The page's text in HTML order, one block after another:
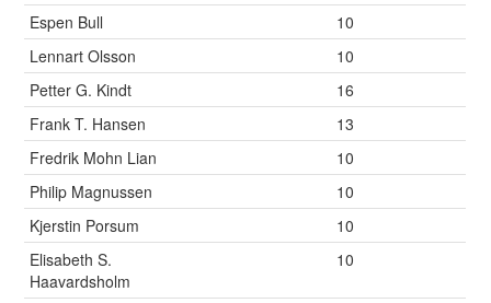
Espen Bull
10
Lennart Olsson
10
Petter G. Kindt
16
Frank T. Hansen
13
Fredrik Mohn Lian
10
Philip Magnussen
10
Kjerstin Porsum
10
Elisabeth S.
Haavardsholm
10